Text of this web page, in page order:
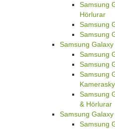
Samsung
Hörlurar
Samsung
Samsung
Samsung
Samsung
Samsung
Samsung
Samsung
& Hörlurar
Samsung
Samsung